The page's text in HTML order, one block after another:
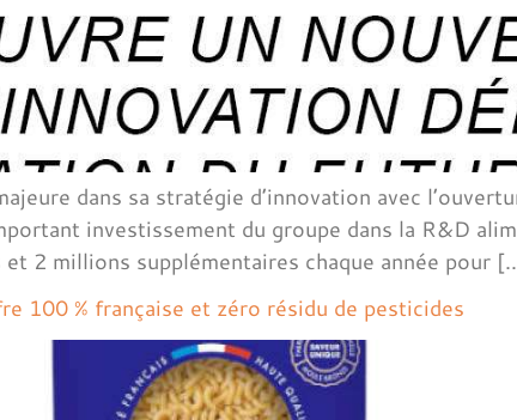
dans sa stratégie d’innovation avec
investissement du groupe dans la R&D
2 millions supplémentaires chaque année pour
100 % française et zéro résidu de pesticides